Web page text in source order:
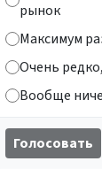
рынок
Максимум
Очень
Вообще
Голосовать